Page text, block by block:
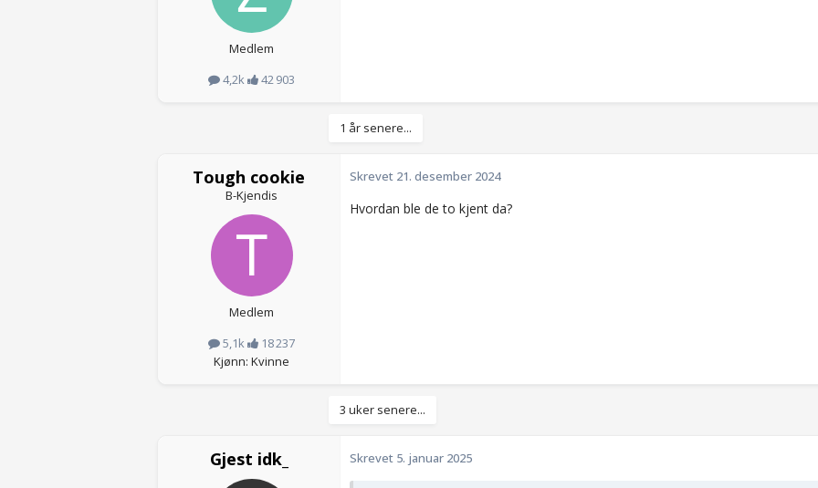
Medlem
4,2k
42 903
1 år senere...
Tough cookie
B-Kjendis
Medlem
5,1k
18 237
Kjønn: Kvinne
Skrevet 21. desember 2024
Hvordan ble de to kjent da?
3 uker senere...
Gjest idk_ Skrevet 5. januar 2025